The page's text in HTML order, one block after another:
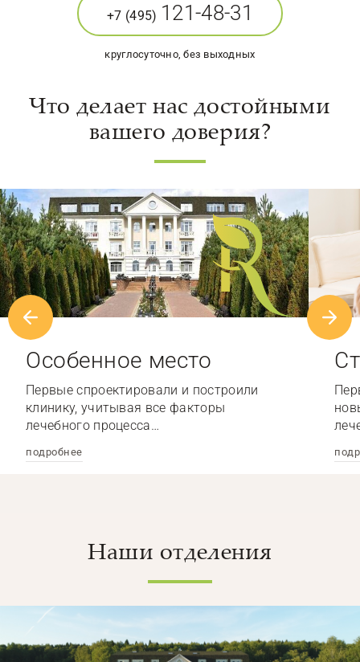
+7 (495) 121-48-31
круглосуточно, без выходных
Что делает нас достойными
вашего доверия?
Особенное место
Первые спроектировали и построили
клинику, учитывая все факторы
лечебного процесса…
подробнее
Наши отделения